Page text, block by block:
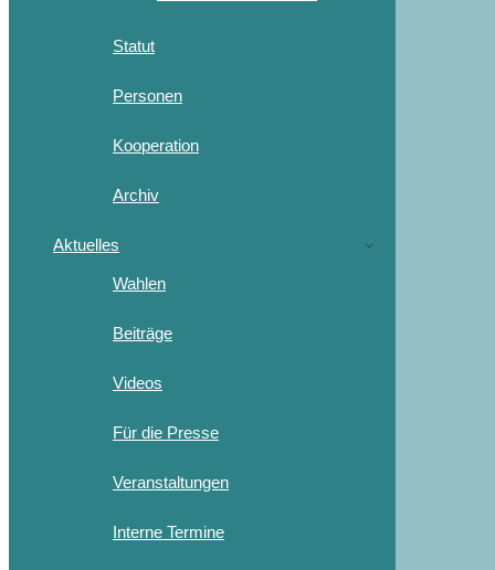
Statut
Personen
Kooperation
Archiv
Aktuelles
Wahlen
Beiträge
Videos
Für die Presse
Veranstaltungen
Interne Termine